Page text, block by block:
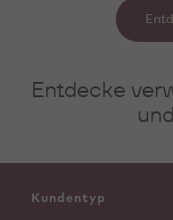
Entdecke
Kundentyp